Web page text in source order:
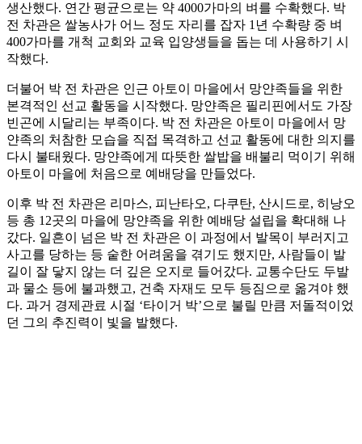
생산했다. 연간 평균으로는 약 4000가마의 벼를 수확했다. 박
전 차관은 쌀농사가 어느 정도 자리를 잡자 1년 수확량 중 벼
400가마를 개척 교회와 교육 입양생들을 돕는 데 사용하기 시
작했다.
더불어 박 전 차관은 인근 아토이 마을에서 망얀족들을 위한
본격적인 선교 활동을 시작했다. 망얀족은 필리핀에서도 가장
빈곤에 시달리는 부족이다. 박 전 차관은 아토이 마을에서 망
얀족의 처참한 모습을 직접 목격하고 선교 활동에 대한 의지를
다시 불태웠다. 망얀족에게 따뜻한 쌀밥을 배불리 먹이기 위해
아토이 마을에 처음으로 예배당을 만들었다.
이후 박 전 차관은 리마스, 피난타오, 다쿠탄, 산시드로, 히낭오
등 총 12곳의 마을에 망얀족을 위한 예배당 설립을 확대해 나
갔다. 일흔이 넘은 박 전 차관은 이 과정에서 발목이 부러지고
사고를 당하는 등 숱한 어려움을 겪기도 했지만, 사람들이 발
길이 잘 닿지 않는 더 깊은 오지로 들어갔다. 교통수단도 두발
과 물소 등에 불과했고, 건축 자재도 모두 등짐으로 옮겨야 했
다. 과거 경제관료 시절 ‘타이거 박’으로 불릴 만큼 저돌적이었
던 그의 추진력이 빛을 발했다.